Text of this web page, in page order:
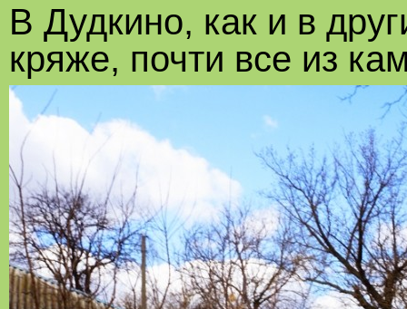
В Дудкино, как и в
кряже, почти все из